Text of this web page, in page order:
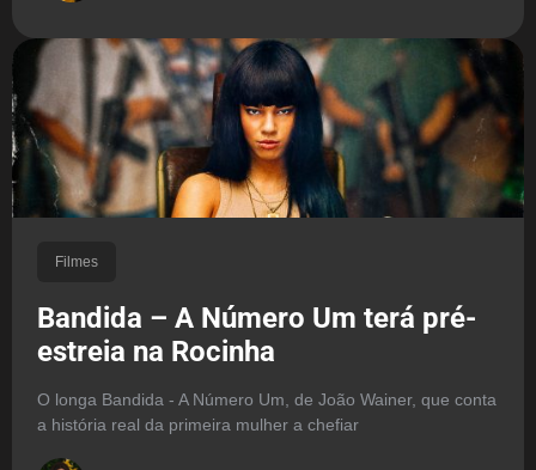
Filmes
Bandida – A Número Um terá pré-
estreia na Rocinha
O longa Bandida - A Número Um, de João Wainer, que conta
a história real da primeira mulher a chefiar